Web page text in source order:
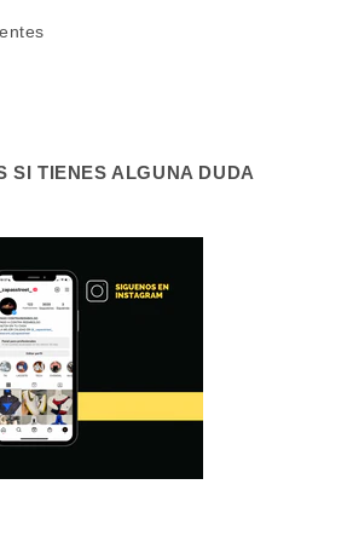
SI TIENES ALGUNA DUDA